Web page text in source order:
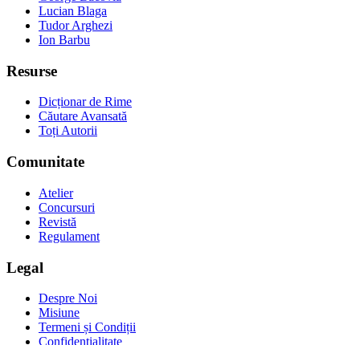
Lucian Blaga
Tudor Arghezi
Ion Barbu
Resurse
Dicționar de Rime
Căutare Avansată
Toți Autorii
Comunitate
Atelier
Concursuri
Revistă
Regulament
Legal
Despre Noi
Misiune
Termeni și Condiții
Confidențialitate